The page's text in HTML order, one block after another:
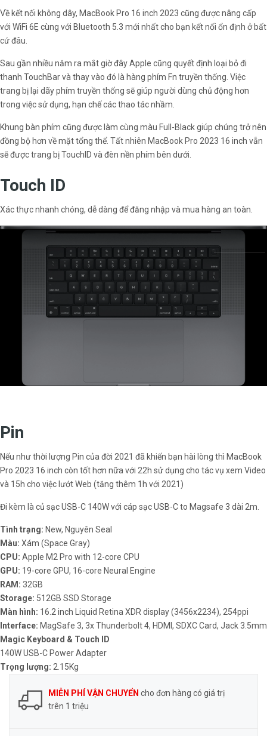
Về kết nối không dây, MacBook Pro 16 inch 2023 cũng được nâng cấp
với WiFi 6E cùng với Bluetooth 5.3 mới nhất cho bạn kết nối ổn định ở bất
cứ đâu.
Sau gần nhiều năm ra mắt giờ đây Apple cũng quyết định loại bỏ đi
thanh TouchBar và thay vào đó là hàng phím Fn truyền thống. Việc
trang bị lại dãy phím truyền thống sẽ giúp người dùng chủ động hơn
trong việc sử dụng, hạn chế các thao tác nhầm.
Khung bàn phím cũng được làm cùng màu Full-Black giúp chúng trở nên
đồng bộ hơn về mặt tổng thể. Tất nhiên MacBook Pro 2023 16 inch vẫn
sẽ được trang bị TouchID và đèn nền phím bên dưới.
Touch ID
Xác thực nhanh chóng, dễ dàng để đăng nhập và mua hàng an toàn.
Pin
Nếu như thời lượng Pin của đời 2021 đã khiến bạn hài lòng thì MacBook
Pro 2023 16 inch còn tốt hơn nữa với 22h sử dụng cho tác vụ xem Video
và 15h cho việc lướt Web (tăng thêm 1h với 2021)
Đi kèm là củ sạc USB-C 140W với cáp sạc USB-C to Magsafe 3 dài 2m.
Tình trạng: New, Nguyên Seal
Màu: Xám (Space Gray)
CPU: Apple M2 Pro with 12-core CPU
GPU: 19-core GPU, 16-core Neural Engine
RAM: 32GB
Storage: 512GB SSD Storage
Màn hình: 16.2 inch Liquid Retina XDR display (3456x2234), 254ppi
Interface: MagSafe 3, 3x Thunderbolt 4, HDMI, SDXC Card, Jack 3.5mm
Magic Keyboard & Touch ID
140W USB-C Power Adapter
Trọng lượng: 2.15Kg
MIỄN PHÍ VẬN CHUYỂN cho đơn hàng có giá trị
trên 1 triệu